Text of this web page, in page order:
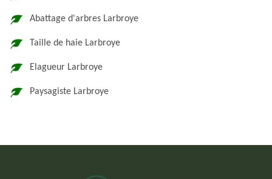
Abattage d'arbres Larbroye
Taille de haie Larbroye
Elagueur Larbroye
Paysagiste Larbroye